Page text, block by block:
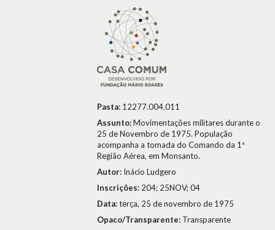
Pasta: 12277.004.011
Assunto:Movimentações militares durante o
25 de Novembro de 1975. População
acompanha a tomada do Comando da 1ª
Região Aérea, em Monsanto.
Autor: Inácio Ludgero
Inscrições: 204; 25NOV; 04
Data:terça, 25 de novembro de 1975
Opaco/Transparente: Transparente